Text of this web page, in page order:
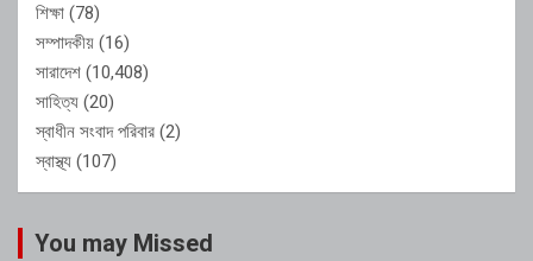
শিক্ষা (78)
সম্পাদকীয় (16)
সারাদেশ (10,408)
সাহিত্য (20)
স্বাধীন সংবাদ পরিবার (2)
স্বাস্থ্য (107)
You may Missed